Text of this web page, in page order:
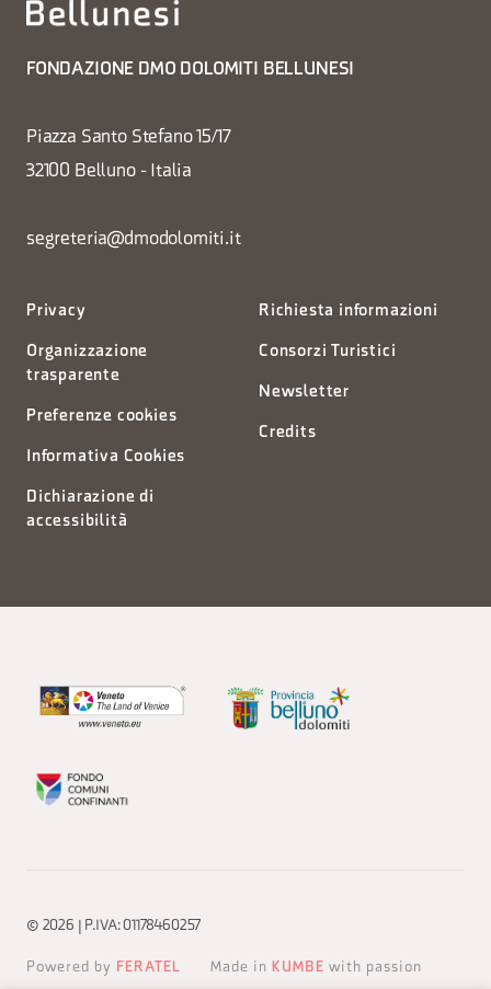
FONDAZIONE DMO DOLOMITI BELLUNESI
Piazza Santo Stefano 15/17
32100 Belluno - Italia
segreteria@dmodolomiti.it
Privacy
Organizzazione
trasparente
Preferenze cookies
Informativa Cookies
Dichiarazione di
accessibilità
Richiesta informazioni
Consorzi Turistici
Newsletter
Credits
© 2026 | P.IVA: 01178460257
Powered by FERATEL Made in KUMBE with passion